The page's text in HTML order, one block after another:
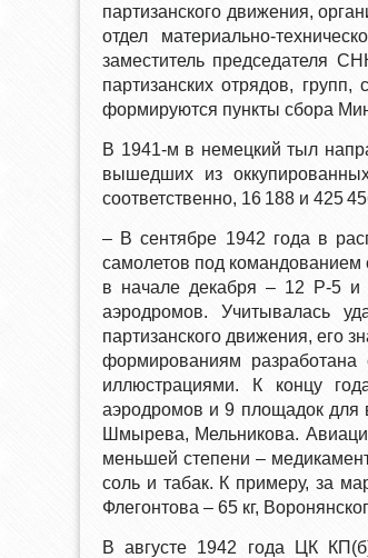
партизанского движения,
отдел материально-
заместитель председателя
партизанских отрядов,
формируются пункты сбора
В 1941-м в немецкий тыл
вышедших из
соответственно, 16 188 и 425
– В сентябре 1942 года в
самолетов под командованием
в начале декабря – 12 Р-5 и
аэродромов. Учитывалась
партизанского движения, его
формированиям
иллюстрациями. К концу
аэродромов и 9 площадок для
Шмырева, Мельникова.
меньшей степени –
соль и табак. К примеру, за
Флегонтова – 65 кг,
В августе 1942 года ЦК